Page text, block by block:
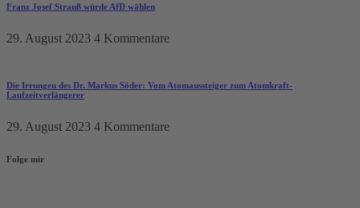
Franz Josef Strauß würde AfD wählen
29. August 2023 4 Kommentare
Die Irrungen des Dr. Markus Söder: Vom Atomaussteiger zum Atomkraft-
Laufzeitverlängerer
29. August 2023 4 Kommentare
Folge mir